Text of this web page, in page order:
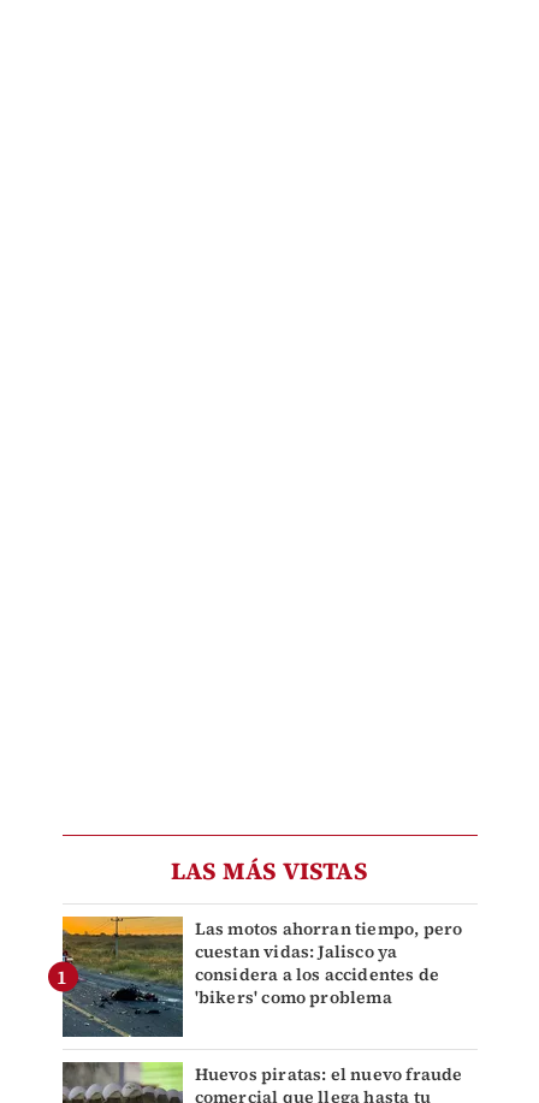
LAS MÁS VISTAS
Las motos ahorran tiempo, pero
cuestan vidas: Jalisco ya
considera a los accidentes de
'bikers' como problema
Huevos piratas: el nuevo fraude
comercial que llega hasta tu